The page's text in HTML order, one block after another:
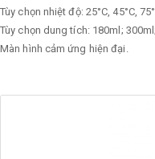
Tùy chọn nhiệt độ: 25°C, 45°C,
Tùy chọn dung tích: 180ml;
Màn hình cảm ứng hiện đại.